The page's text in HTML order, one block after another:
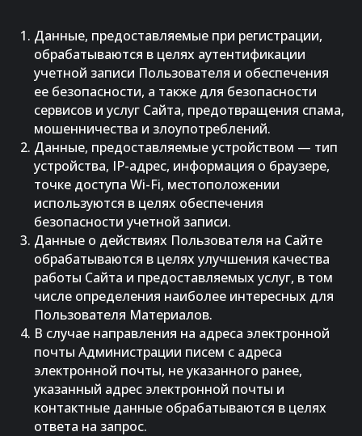
Данные, предоставляемые при регистрации,
обрабатываются в целях аутентификации
учетной записи Пользователя и обеспечения
ее безопасности, а также для безопасности
сервисов и услуг Сайта, предотвращения спама,
мошенничества и злоупотреблений.
Данные, предоставляемые устройством — тип
устройства, IP-адрес, информация о браузере,
точке доступа Wi-Fi, местоположении
используются в целях обеспечения
безопасности учетной записи.
Данные о действиях Пользователя на Сайте
обрабатываются в целях улучшения качества
работы Сайта и предоставляемых услуг, в том
числе определения наиболее интересных для
Пользователя Материалов.
В случае направления на адреса электронной
почты Администрации писем с адреса
электронной почты, не указанного ранее,
указанный адрес электронной почты и
контактные данные обрабатываются в целях
ответа на запрос.